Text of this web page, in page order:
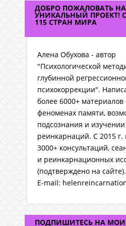
ДОБРО ПОЖАЛОВАТЬ НА
УНИКАЛЬНЫЙ ПРОЕКТ!
115 СТРАН МИРА
Алена Обухова - автор
"Психологической
глубинной
психокоррекции".
более 6000+ материалов
феноменах памяти,
подсознания и
реинкарнаций. C 2015 г.
3000+ консультаций,
и реинкарнационных
(подтверждено на сайте).
E-mail:
ПОДПИШИТЕСЬ НА МОИ